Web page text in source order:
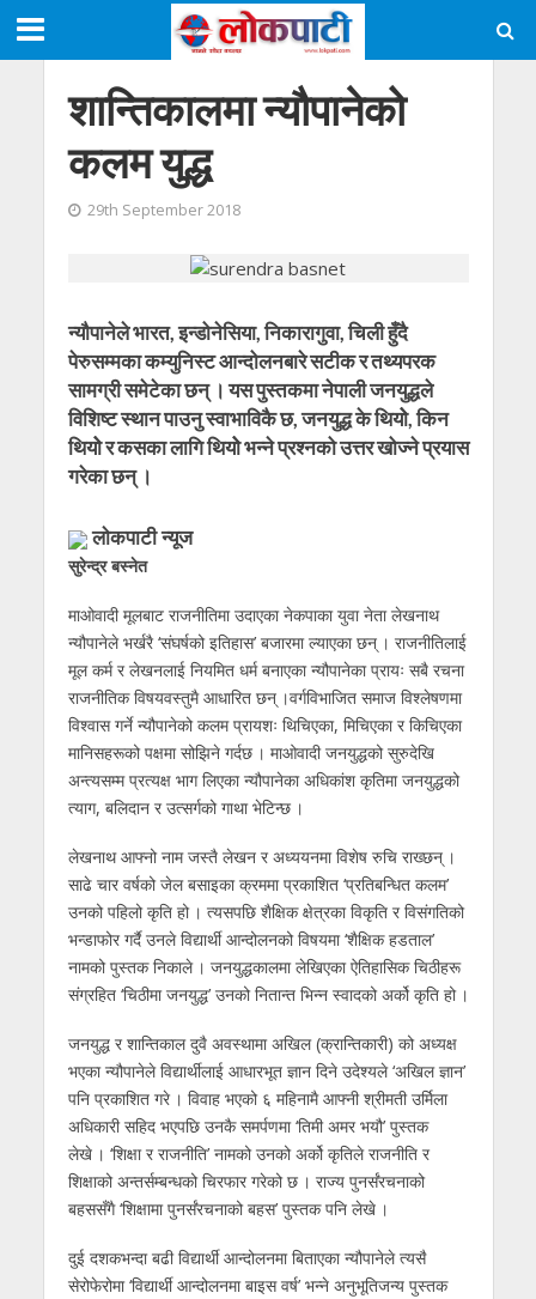
शान्तिकालमा न्यौपानेको
कलम युद्ध
29th September 2018
न्यौपानेले भारत, इन्डोनेसिया, निकारागुवा, चिली हुँदै
पेरुसम्मका कम्युनिस्ट आन्दोलनबारे सटीक र तथ्यपरक
सामग्री समेटेका छन् । यस पुस्तकमा नेपाली जनयुद्धले
विशिष्ट स्थान पाउनु स्वाभाविकै छ, जनयुद्ध के थियोे, किन
थियोे र कसका लागि थियोे भन्ने प्रश्नको उत्तर खोज्ने प्रयास
गरेका छन् ।
लाेकपाटी न्यूज
सुरेन्द्र बस्नेत
माओवादी मूलबाट राजनीतिमा उदाएका नेकपाका युवा नेता लेखनाथ
न्यौपानेले भर्खरै ‘संघर्षको इतिहास’ बजारमा ल्याएका छन् । राजनीतिलाई
मूल कर्म र लेखनलाई नियमित धर्म बनाएका न्यौपानेका प्रायः सबै रचना
राजनीतिक विषयवस्तुमै आधारित छन् ।वर्गविभाजित समाज विश्लेषणमा
विश्वास गर्ने न्यौपानेको कलम प्रायशः थिचिएका, मिचिएका र किचिएका
मानिसहरूको पक्षमा सोझिने गर्दछ । माओवादी जनयुद्धको सुरुदेखि
अन्त्यसम्म प्रत्यक्ष भाग लिएका न्यौपानेका अधिकांश कृतिमा जनयुद्धको
त्याग, बलिदान र उत्सर्गको गाथा भेटिन्छ ।
लेखनाथ आफ्नो नाम जस्तै लेखन र अध्ययनमा विशेष रुचि राख्छन् ।
साढे चार वर्षको जेल बसाइका क्रममा प्रकाशित ‘प्रतिबन्धित कलम’
उनको पहिलो कृति हो । त्यसपछि शैक्षिक क्षेत्रका विकृति र विसंगतिको
भन्डाफोर गर्दै उनले विद्यार्थी आन्दोलनको विषयमा ‘शैक्षिक हडताल’
नामको पुस्तक निकाले । जनयुद्धकालमा लेखिएका ऐतिहासिक चिठीहरू
संग्रहित ‘चिठीमा जनयुद्ध’ उनको नितान्त भिन्न स्वादको अर्को कृति हो ।
जनयुद्ध र शान्तिकाल दुवै अवस्थामा अखिल (क्रान्तिकारी) को अध्यक्ष
भएका न्यौपानेले विद्यार्थीलाई आधारभूत ज्ञान दिने उदेश्यले ‘अखिल ज्ञान’
पनि प्रकाशित गरे । विवाह भएको ६ महिनामै आफ्नी श्रीमती उर्मिला
अधिकारी सहिद भएपछि उनकै समर्पणमा ‘तिमी अमर भयौ’ पुस्तक
लेखे । ‘शिक्षा र राजनीति’ नामको उनको अर्को कृतिले राजनीति र
शिक्षाको अन्तर्सम्बन्धको चिरफार गरेको छ । राज्य पुनर्संरचनाको
बहससँगै ‘शिक्षामा पुनर्संरचनाको बहस’ पुस्तक पनि लेखे ।
दुई दशकभन्दा बढी विद्यार्थी आन्दोलनमा बिताएका न्यौपानेले त्यसै
सेरोफेरोमा ‘विद्यार्थी आन्दोलनमा बाइस वर्ष’ भन्ने अनुभूतिजन्य पुस्तक